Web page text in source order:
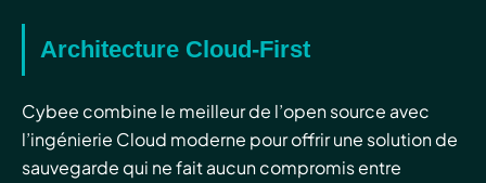
Architecture Cloud-First
Cybee combine le meilleur de l’open source avec
l’ingénierie Cloud moderne pour offrir une solution de
sauvegarde qui ne fait aucun compromis entre